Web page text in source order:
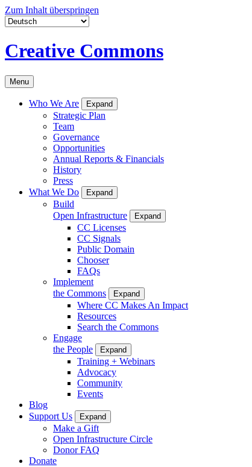
Zum Inhalt überspringen
Creative Commons
Menu
Who We Are Expand
Strategic Plan
Team
Governance
Opportunities
Annual Reports & Financials
History
Press
What We Do
Expand
Build
Open Infrastructure
Expand
CC Licenses
CC Signals
Public Domain
Chooser
FAQs
Implement
the Commons
Expand
Where CC Makes An Impact
Resources
Search the Commons
Engage
the People
Expand
Training + Webinars
Advocacy
Community
Events
Blog
Support Us
Expand
Make a Gift
Open Infrastructure Circle
Donor FAQ
Donate